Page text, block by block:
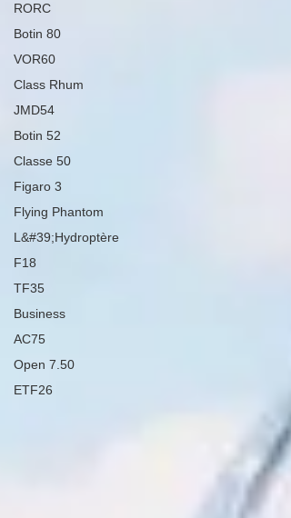
RORC
Botin 80
VOR60
Class Rhum
JMD54
Botin 52
Classe 50
Figaro 3
Flying Phantom
L&#39;Hydroptère
F18
TF35
Business
AC75
Open 7.50
ETF26